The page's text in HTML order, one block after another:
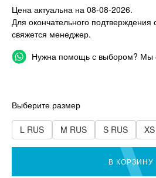
Цена актуальна на 08-08-2026.
Для окончательного подтверждения
свяжется менеджер.
Нужна помощь с выбором? Мы
Выберите размер
L RUS M RUS S RUS
В КОРЗИНУ